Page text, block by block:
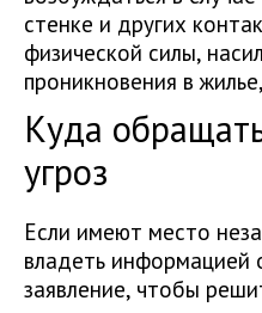
стенке и других
физической силы,
проникновения в
Куда
угроз
Если имеют место
владеть информацией
заявление, чтобы